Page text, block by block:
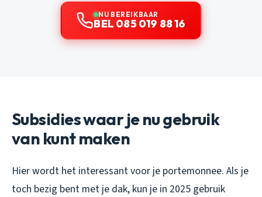
NU BEREIKBAAR
BEL 085 019 88 16
Subsidies waar je nu gebruik
van kunt maken
Hier wordt het interessant voor je portemonnee. Als je
toch bezig bent met je dak, kun je in 2025 gebruik